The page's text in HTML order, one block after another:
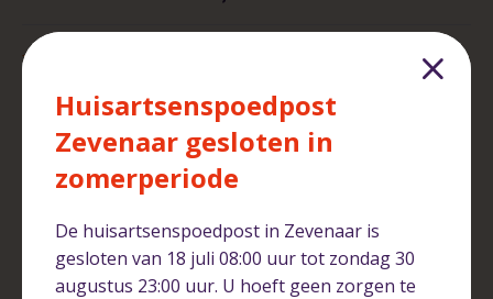
Wanneer moet ik bij de huisartsenspoedpost
zijn en wanneer bij de Spoedeisende Hulp van
ziekenhuis Rijnstate?
Met wie werken we samen in Arnhem en
omgeving?
Huisartsenspoedpost
Zevenaar gesloten in
zomerperiode
De huisartsenspoedpost in Zevenaar is
gesloten van 18 juli 08:00 uur tot zondag 30
augustus 23:00 uur. U hoeft geen zorgen te